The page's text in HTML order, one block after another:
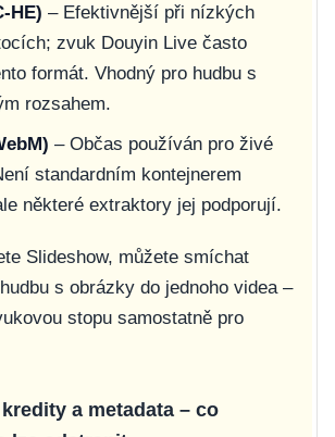
HE) – Efektivnější při nízkých
zvuk Douyin Live často
formát. Vhodný pro hudbu s
rozsahem.
– Občas používán pro živé
standardním kontejnerem
některé extraktory jej podporují.
Slideshow, můžete smíchat
s obrázky do jednoho videa –
stopu samostatně pro
a metadata – co